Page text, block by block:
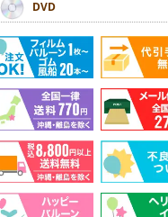
DVD